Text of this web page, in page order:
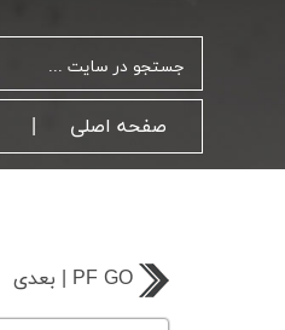
صفحه اصلی
بعدی | PF GO